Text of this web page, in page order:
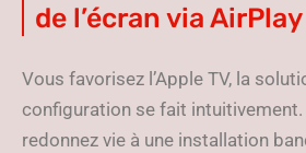
de l’écran via
Vous favorisez l’Apple TV, la
configuration se fait intuitivement.
redonnez vie à une installation